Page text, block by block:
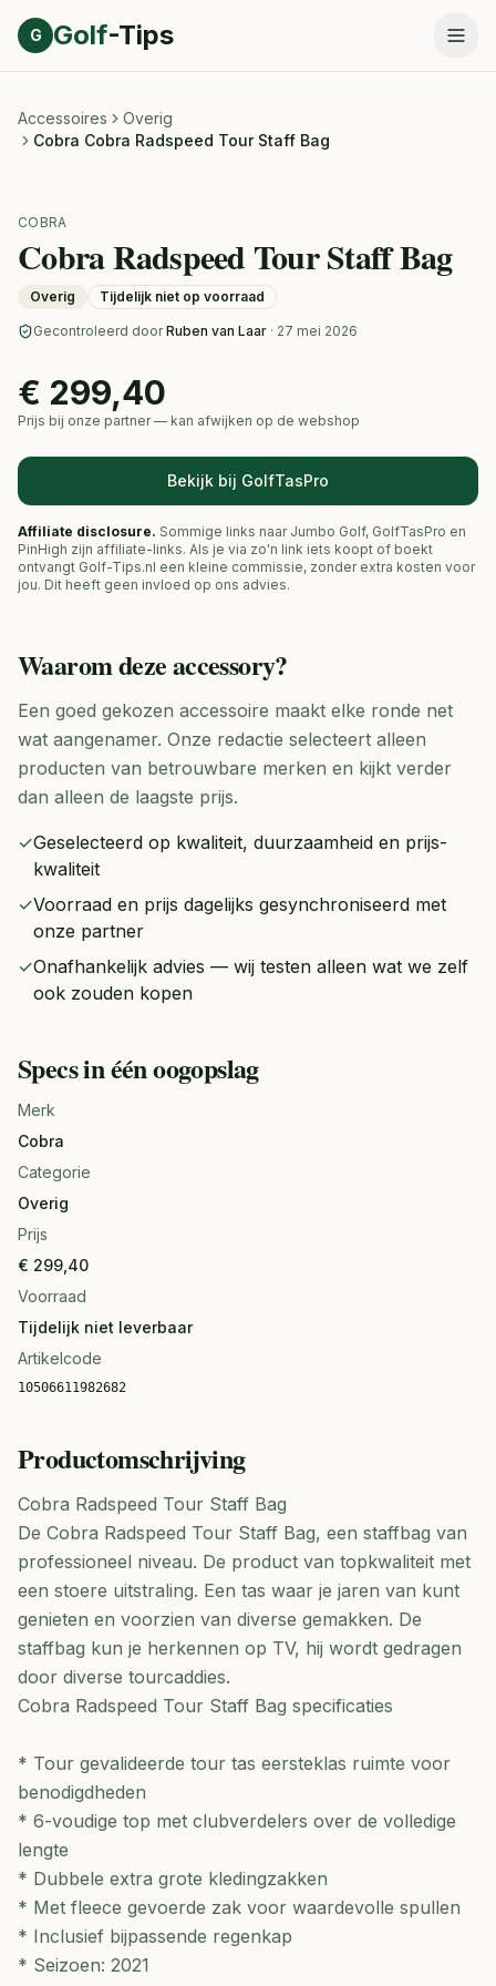
Direct naar inhoud
G Golf-Tips
Accessoires
Overig
Cobra Cobra Radspeed Tour Staff Bag
COBRA
Cobra Radspeed Tour Staff Bag
Overig Tijdelijk niet op voorraad
Gecontroleerd door Ruben van Laar · 27 mei 2026
€ 299,40
Prijs bij onze partner — kan afwijken op de webshop
Bekijk bij GolfTasPro
Affiliate disclosure. Sommige links naar Jumbo Golf, GolfTasPro en
PinHigh zijn affiliate-links. Als je via zo'n link iets koopt of boekt
ontvangt Golf-Tips.nl een kleine commissie, zonder extra kosten voor
jou. Dit heeft geen invloed op ons advies.
Waarom dezeaccessory?
Een goed gekozen accessoire maakt elke ronde net
wat aangenamer. Onze redactie selecteert alleen
producten van betrouwbare merken en kijkt verder
dan alleen de laagste prijs.
✓Geselecteerd op kwaliteit, duurzaamheid en prijs-
kwaliteit
✓Voorraad en prijs dagelijks gesynchroniseerd met
onze partner
✓Onafhankelijk advies — wij testen alleen wat we zelf
ook zouden kopen
Specs in één oogopslag
Merk
Cobra
Categorie
Overig
Prijs
€ 299,40
Voorraad
Tijdelijk niet leverbaar
Artikelcode
10506611982682
Productomschrijving
Cobra Radspeed Tour Staff Bag
De Cobra Radspeed Tour Staff Bag, een staffbag van
professioneel niveau. De product van topkwaliteit met
een stoere uitstraling. Een tas waar je jaren van kunt
genieten en voorzien van diverse gemakken. De
staffbag kun je herkennen op TV, hij wordt gedragen
door diverse tourcaddies.
Cobra Radspeed Tour Staff Bag specificaties
* Tour gevalideerde tour tas eersteklas ruimte voor
benodigdheden
* 6-voudige top met clubverdelers over de volledige
lengte
* Dubbele extra grote kledingzakken
* Met fleece gevoerde zak voor waardevolle spullen
* Inclusief bijpassende regenkap
* Seizoen: 2021